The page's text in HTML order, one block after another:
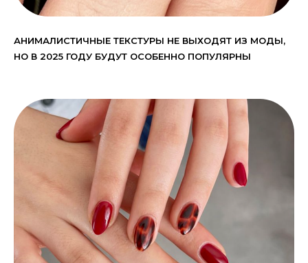
АНИМАЛИСТИЧНЫЕ ТЕКСТУРЫ НЕ ВЫХОДЯТ ИЗ МОДЫ,
НО В 2025 ГОДУ БУДУТ ОСОБЕННО ПОПУЛЯРНЫ